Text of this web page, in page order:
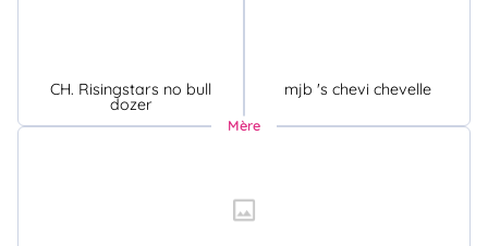
CH. Risingstars no bull
dozer
mjb 's chevi chevelle
Mère